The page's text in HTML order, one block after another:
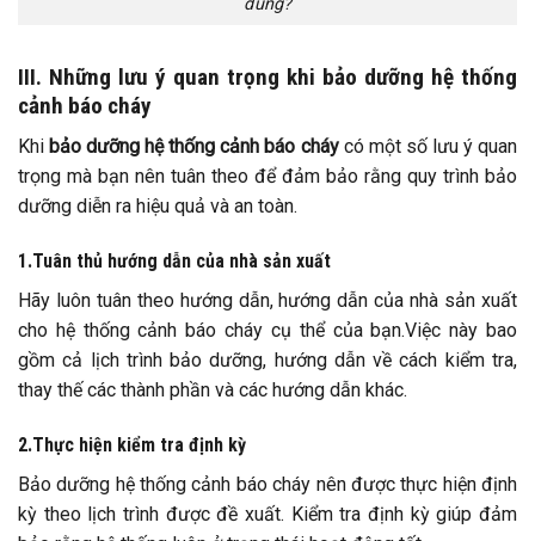
III. Những lưu ý quan trọng khi bảo dưỡng hệ thống
cảnh báo cháy
Khi bảo dưỡng hệ thống cảnh báo cháycó một số lưu ý quan
trọng mà bạn nên tuân theo để đảm bảo rằng quy trình bảo
dưỡng diễn ra hiệu quả và an toàn.
1.Tuân thủ hướng dẫn của nhà sản xuất
Hãy luôn tuân theo hướng dẫn, hướng dẫn của nhà sản xuất
cho hệ thống cảnh báo cháy cụ thể của bạn.Việc này bao
gồm cả lịch trình bảo dưỡng, hướng dẫn về cách kiểm tra,
thay thế các thành phần và các hướng dẫn khác.
2.Thực hiện kiểm tra định kỳ
Bảo dưỡng hệ thống cảnh báo cháy nên được thực hiện định
kỳ theo lịch trình được đề xuất. Kiểm tra định kỳ giúp đảm